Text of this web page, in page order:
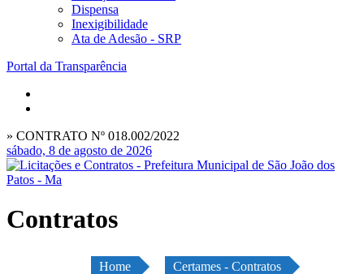
Dispensa
Inexigibilidade
Ata de Adesão - SRP
Portal da Transparência
» CONTRATO Nº 018.002/2022
sábado, 8 de agosto de 2026
Contratos
Home
Certames - Contratos